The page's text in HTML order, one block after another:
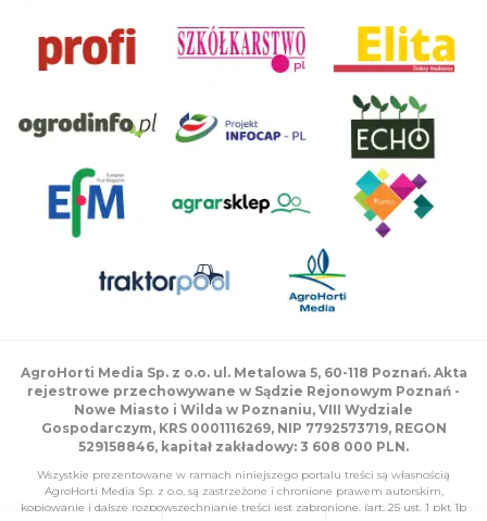
AgroHorti Media Sp. z o.o. ul. Metalowa 5, 60-118 Poznań. Akta
rejestrowe przechowywane w Sądzie Rejonowym Poznań -
Nowe Miasto i Wilda w Poznaniu, VIII Wydziale
Gospodarczym, KRS 0001116269, NIP 7792573719, REGON
529158846, kapitał zakładowy: 3 608 000 PLN.
Wszystkie prezentowane w ramach niniejszego portalu treści są własnością
AgroHorti Media Sp. z o.o, są zastrzeżone i chronione prawem autorskim,
kopiowanie i dalsze rozpowszechnianie treści jest zabronione. (art. 25 ust. 1 pkt 1b